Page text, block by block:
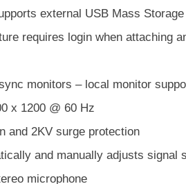
external USB Mass
requires login when attaching
monitors – local monitor
x 1200 @ 60 Hz
and 2KV surge protection
and manually adjusts signal
microphone